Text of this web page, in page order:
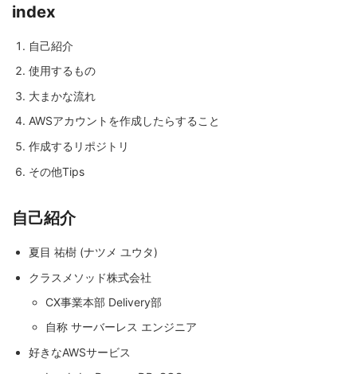
index
自己紹介
使用するもの
大まかな流れ
AWSアカウントを作成したらすること
作成するリポジトリ
その他Tips
自己紹介
夏目 祐樹 (ナツメ ユウタ)
クラスメソッド株式会社
CX事業本部 Delivery部
自称 サーバーレス エンジニア
好きなAWSサービス